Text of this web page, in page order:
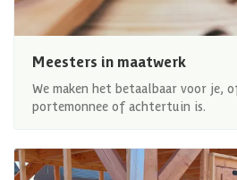
Meesters in maatwerk
We maken het betaalbaar voor je,
portemonnee of achtertuin is.